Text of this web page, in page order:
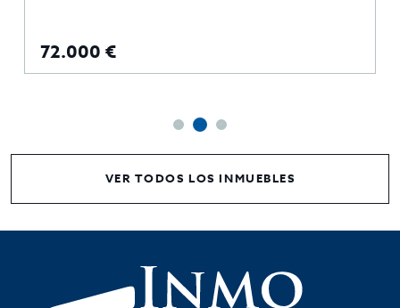
72.000 €
VER TODOS LOS INMUEBLES